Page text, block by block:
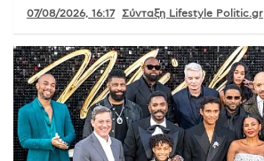
07/08/2026, 16:17 Σύνταξη Lifestyle Politic.gr